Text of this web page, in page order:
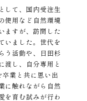
して、国内受注生
使用など自然環境
ますが、訪問した
いました。世代を
う活動や、日田杉
渡し、自分専用と
業と共に思い出
に触れながら自然
を育む試みが行わ